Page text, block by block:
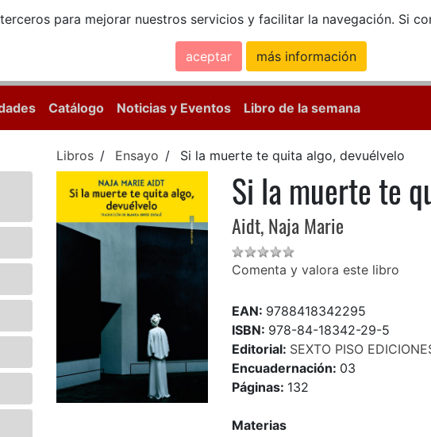
para mejorar nuestros servicios y facilitar la navegación. Si
aceptar más información
Catálogo Noticias y Eventos Libro de la semana
Libros Ensayo Si la muerte te quita algo, devuélvelo
Si la muerte te
Aidt, Naja Marie
Comenta y valora este libro
EAN: 9788418342295
ISBN: 978-84-18342-29-5
Editorial: SEXTO PISO
Encuadernación: 03
Páginas: 132
Materias